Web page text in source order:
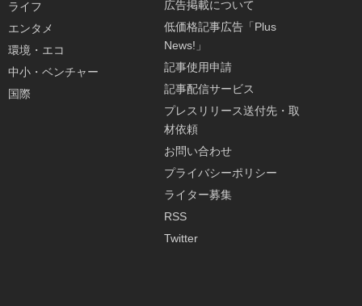
ライフ
エンタメ
環境・エコ
中小・ベンチャー
国際
広告掲載について
低価格記事広告「Plus
News!」
記事使用申請
記事配信サービス
プレスリリース送付先・取
材依頼
お問い合わせ
プライバシーポリシー
ライター募集
RSS
Twitter